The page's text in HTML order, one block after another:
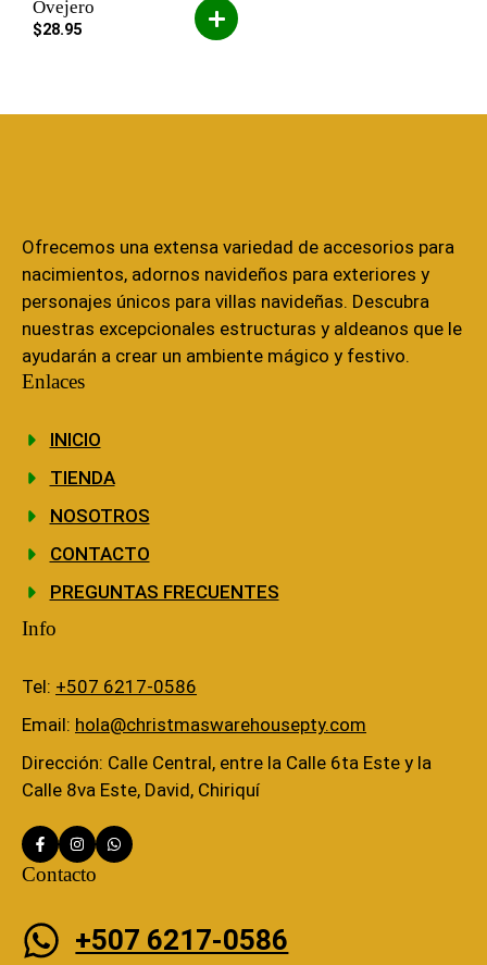
Ovejero
$28.95
Ofrecemos una extensa variedad de accesorios para
nacimientos, adornos navideños para exteriores y
personajes únicos para villas navideñas. Descubra
nuestras excepcionales estructuras y aldeanos que le
ayudarán a crear un ambiente mágico y festivo.
Enlaces
INICIO
TIENDA
NOSOTROS
CONTACTO
PREGUNTAS FRECUENTES
Info
Tel: +507 6217-0586
Email: hola@christmaswarehousepty.com
Dirección: Calle Central, entre la Calle 6ta Este y la
Calle 8va Este, David, Chiriquí
Contacto
+507 6217-0586